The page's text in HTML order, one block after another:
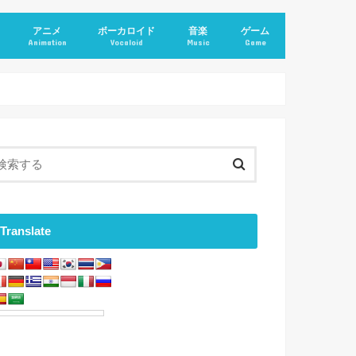
アニメ
Animation
ボーカロイド
Vocaloid
音楽
Music
ゲーム
Game
Translate